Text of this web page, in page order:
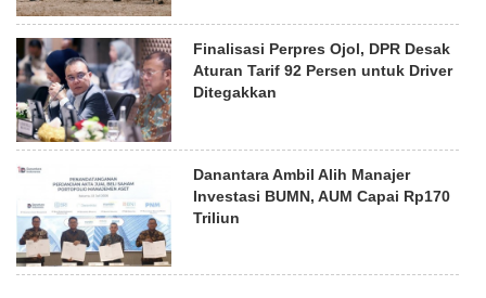
Finalisasi Perpres Ojol, DPR Desak
Aturan Tarif 92 Persen untuk Driver
Ditegakkan
Danantara Ambil Alih Manajer
Investasi BUMN, AUM Capai Rp170
Triliun